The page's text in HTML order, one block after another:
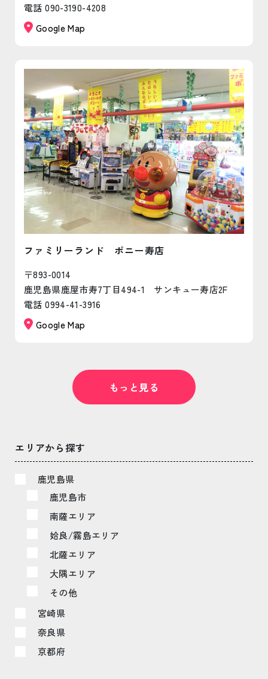
電話 090-3190-4208
Google Map
ファミリーランド ポニー寿店
〒893-0014
鹿児島県鹿屋市寿7丁目494-1 サンキュー寿店2F
電話 0994-41-3916
Google Map
もっと見る
エリアから探す
鹿児島県
鹿児島市
南薩エリア
姶良/霧島エリア
北薩エリア
大隅エリア
その他
宮崎県
奈良県
京都府